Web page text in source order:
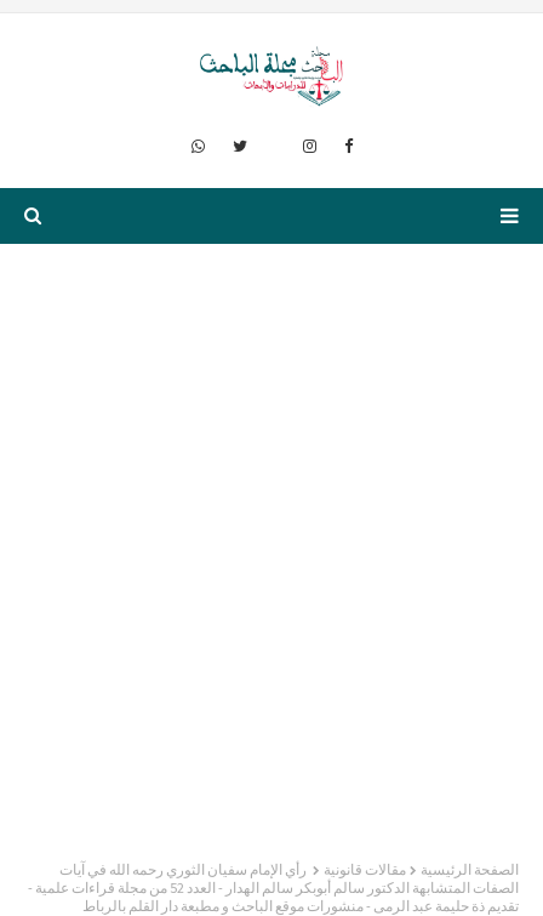
الصفحة الرئيسية مقالات قانونية
رأي الإمام سفيان الثوري رحمه الله في آيات
الصفات المتشابهة الدكتور سالم أبوبكر سالم الهدار - العدد 52 من مجلة قراءات علمية -
تقديم ذة حليمة عبد الرمى - منشورات موقع الباحث و مطبعة دار القلم بالرباط